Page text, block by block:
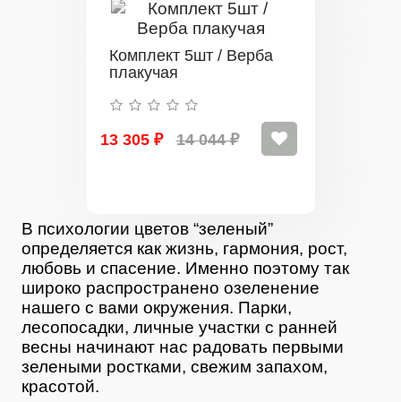
Комплект 5шт / Верба
плакучая
13 305 ₽ 14 044 ₽
В психологии цветов “зеленый”
определяется как жизнь, гармония, рост,
любовь и спасение. Именно поэтому так
широко распространено озеленение
нашего с вами окружения. Парки,
лесопосадки, личные участки с ранней
весны начинают нас радовать первыми
зелеными ростками, свежим запахом,
красотой.